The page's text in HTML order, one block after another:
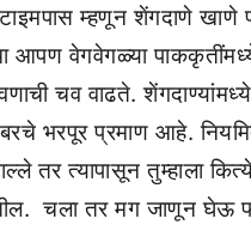
म्हणून शेंगदाणे
आपण वेगवेगळ्या
चव वाढते.
भरपूर प्रमाण आहे.
तर त्यापासून तुम्हाला
चला तर मग जाणून घेऊ